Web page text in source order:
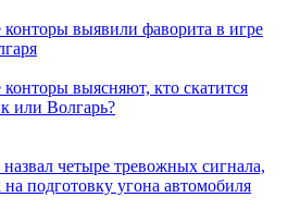
конторы выявили фаворита в игре
выясняют, кто скатится
или Волгарь?
четыре тревожных сигнала,
подготовку угона автомобиля